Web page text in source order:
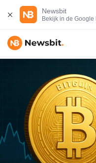
Newsbit
Bekijk in de Google